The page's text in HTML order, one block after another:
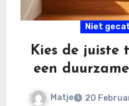
Niet
Kies de juiste
een
Matje 20